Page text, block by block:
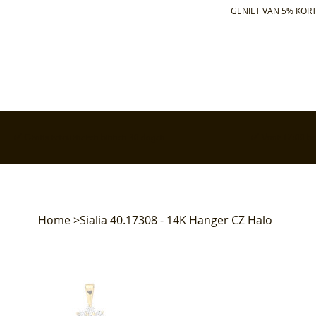
GENIET VAN 5%
Home>Sialia 40.17308 - 14K Hanger CZ Halo